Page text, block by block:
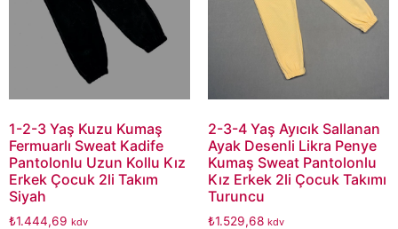
1-2-3 Yaş Kuzu Kumaş
Fermuarlı Sweat Kadife
Pantolonlu Uzun Kollu Kız
Erkek Çocuk 2li Takım
Siyah
₺1.444,69 kdv
2-3-4 Yaş Ayıcık Sallanan
Ayak Desenli Likra Penye
Kumaş Sweat Pantolonlu
Kız Erkek 2li Çocuk Takımı
Turuncu
₺1.529,68 kdv